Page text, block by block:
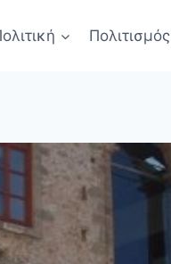
Πολιτισμός